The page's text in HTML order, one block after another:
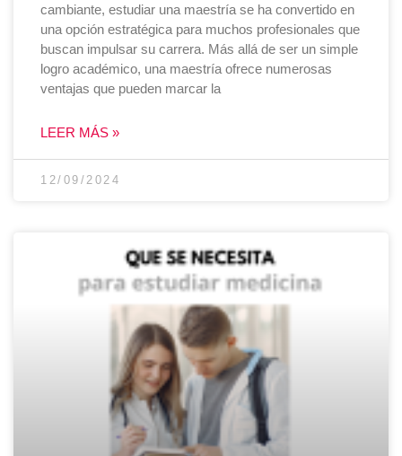
cambiante, estudiar una maestría se ha convertido en
una opción estratégica para muchos profesionales que
buscan impulsar su carrera. Más allá de ser un simple
logro académico, una maestría ofrece numerosas
ventajas que pueden marcar la
LEER MÁS »
12/09/2024